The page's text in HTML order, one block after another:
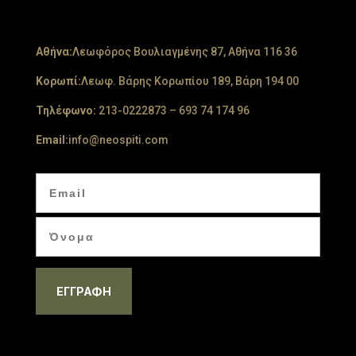
Aθήνα:Λεωφόρος Βουλιαγμένης 87, Αθήνα 116 36
Κορωπί:Λεωφ. Βάρης Κορωπίου 189, Βάρη 194 00
Τηλέφωνο: 213-0222873 – 693 74 174 96
Email:info@neospiti.com
ΕΓΓΡΑΦΗ